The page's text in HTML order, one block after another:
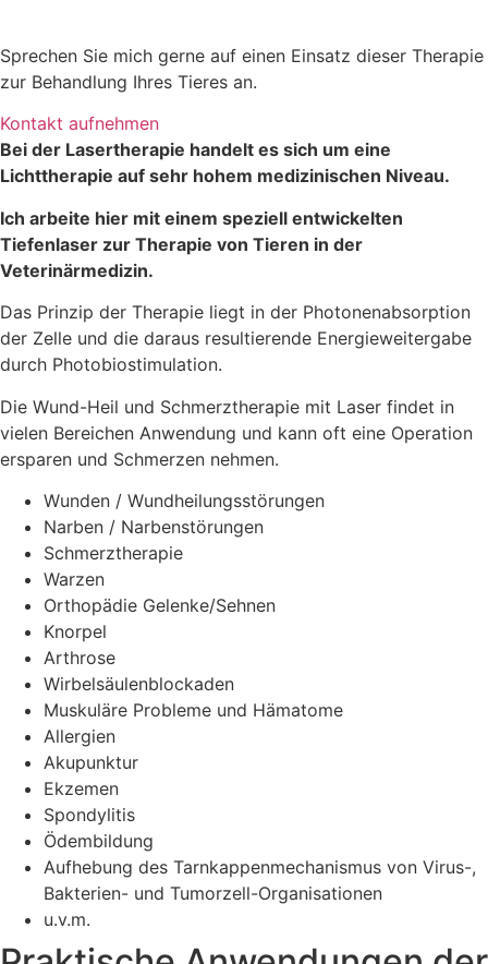
Sprechen Sie mich gerne auf einen Einsatz dieser Therapie
zur Behandlung Ihres Tieres an.
Kontakt aufnehmen
Bei der Lasertherapie handelt es sich um eine
Lichttherapie auf sehr hohem medizinischen Niveau.
Ich arbeite hier mit einem speziell entwickelten
Tiefenlaser zur Therapie von Tieren in der
Veterinärmedizin.
Das Prinzip der Therapie liegt in der Photonenabsorption
der Zelle und die daraus resultierende Energieweitergabe
durch Photobiostimulation.
Die Wund-Heil und Schmerztherapie mit Laser findet in
vielen Bereichen Anwendung und kann oft eine Operation
ersparen und Schmerzen nehmen.
Wunden / Wundheilungsstörungen
Narben / Narbenstörungen
Schmerztherapie
Warzen
Orthopädie Gelenke/Sehnen
Knorpel
Arthrose
Wirbelsäulenblockaden
Muskuläre Probleme und Hämatome
Allergien
Akupunktur
Ekzemen
Spondylitis
Ödembildung
Aufhebung des Tarnkappenmechanismus von Virus-,
Bakterien- und Tumorzell-Organisationen
u.v.m.